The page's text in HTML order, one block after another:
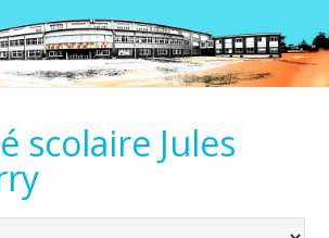
scolaire Jules